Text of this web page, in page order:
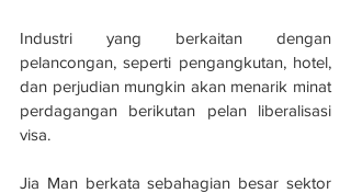
Industri yang berkaitan dengan
pelancongan, seperti pengangkutan, hotel,
dan perjudian mungkin akan menarik minat
perdagangan berikutan pelan liberalisasi
visa.
Jia Man berkata sebahagian besar sektor